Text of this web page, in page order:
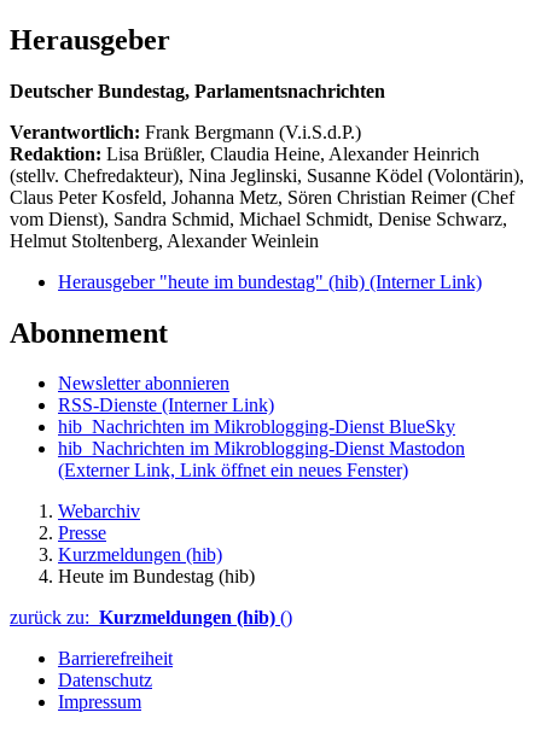
Herausgeber
Deutscher Bundestag, Parlamentsnachrichten
Verantwortlich: Frank Bergmann (V.i.S.d.P.)
Redaktion: Lisa Brüßler, Claudia Heine, Alexander Heinrich
(stellv. Chefredakteur), Nina Jeglinski, Susanne Ködel (Volontärin),
Claus Peter Kosfeld, Johanna Metz, Sören Christian Reimer (Chef
vom Dienst), Sandra Schmid, Michael Schmidt, Denise Schwarz,
Helmut Stoltenberg, Alexander Weinlein
Herausgeber "heute im bundestag" (hib) (Interner Link)
Abonnement
Newsletter abonnieren
RSS-Dienste (Interner Link)
hib_Nachrichten im Mikroblogging-Dienst BlueSky
hib_Nachrichten im Mikroblogging-Dienst Mastodon
(Externer Link, Link öffnet ein neues Fenster)
Webarchiv
Presse
Kurzmeldungen (hib)
Heute im Bundestag (hib)
zurück zu: Kurzmeldungen (hib) ()
Barrierefreiheit
Datenschutz
Impressum